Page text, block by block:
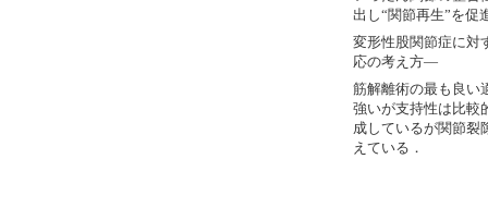
出し“関節再生”を促
変形性股関節症に
応の考え方―
筋解離術の最も良い
強いが支持性は比較
成しているが関節裂
えている．